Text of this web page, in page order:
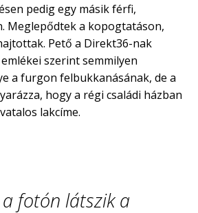
pedig egy másik férfi,
Meglepődtek a kopogtatáson,
Pető a Direkt36-nak
szerint semmilyen
a furgon felbukkanásának, de a
hogy a régi családi házban
lakcíme.
fotón látszik a